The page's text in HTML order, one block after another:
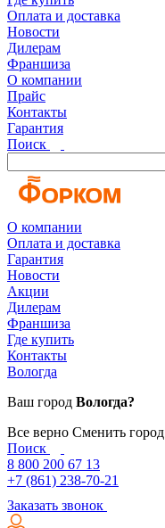
Оплата и доставка
Новости
Дилерам
Франшиза
О компании
Прайс
Контакты
Гарантия
Поиск
О компании
Оплата и доставка
Гарантия
Новости
Акции
Дилерам
Франшиза
Где купить
Контакты
Вологда
Ваш город Вологда?
Все верно Сменить город
Поиск
8 800 200 67 13
+7 (861) 238-70-21
Заказать звонок